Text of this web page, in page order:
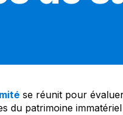
se réunit pour
du patrimoine